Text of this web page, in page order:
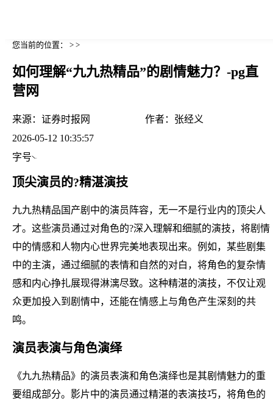
您当前的位置： > >
如何理解“九九热精品”的剧情魅力？-pg直
营网
来源： 证券时报网 作者： 张经义
2026-05-12 10:35:57
字号
顶尖演员的?精湛演技
九九热精品国产剧中的演员阵容，无一不是行业内的顶尖人
才。这些演员通过对角色的?深入理解和细腻的演技，将剧情
中的情感和人物内心世界完美地表现出来。例如，某些剧集
中的主演，通过细腻的表情和自然的对白，将角色的复杂情
感和内心挣扎展现得淋漓尽致。这种精湛的演技，不仅让观
众更加投入到剧情中，还能在情感上与角色产生深刻的共
鸣。
演员表演与角色演绎
《九九热精品》的演员表演和角色演绎也是其剧情魅力的重
要组成部分。影片中的演员通过精湛的表演技巧，将角色的